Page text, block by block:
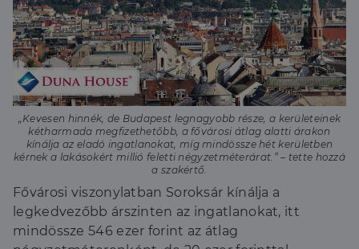
„Kevesen hinnék, de Budapest legnagyobb része, a kerületeinek
kétharmada megfizethetőbb, a fővárosi átlag alatti árakon
kínálja az eladó ingatlanokat, míg mindössze hét kerületben
kérnek a lakásokért millió feletti négyzetméterárat.” – tette hozzá
a szakértő.
Fővárosi viszonylatban Soroksár kínálja a
legkedvezőbb árszinten az ingatlanokat, itt
mindössze 546 ezer forint az átlag